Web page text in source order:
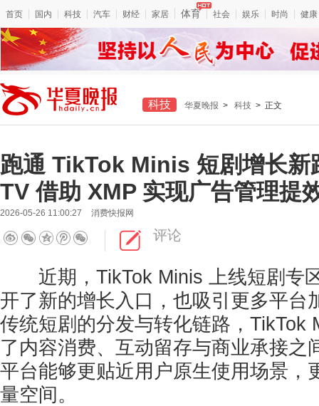
首页 国内 科技 汽车 财经 家居 体育 社会 娱乐 时尚 健康
科技 华夏晚报 > 科技 > 正文
跑通 TikTok Minis 短剧增长
TV 借助 XMP 实现广告管理提
2026-05-26 11:00:27 消费快报网
评论
近期，TikTok Minis 上线短剧专
开了新的增长入口，也吸引更多平台
传统短剧的分发与转化链路，TikTok
了内容消费、互动留存与商业承接之
平台能够更贴近用户原生使用场景，
量空间。